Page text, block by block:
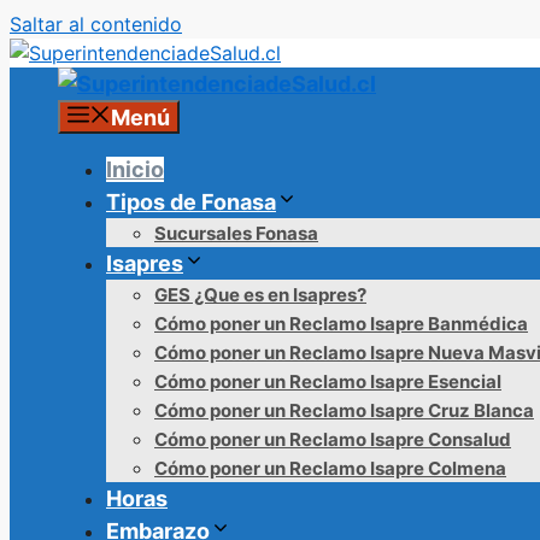
Saltar al contenido
Menú
Inicio
Tipos de Fonasa
Sucursales Fonasa
Isapres
GES ¿Que es en Isapres?
Cómo poner un Reclamo Isapre Banmédica
Cómo poner un Reclamo Isapre Nueva
Cómo poner un Reclamo Isapre Esencial
Cómo poner un Reclamo Isapre Cruz Blanca
Cómo poner un Reclamo Isapre Consalud
Cómo poner un Reclamo Isapre Colmena
Horas
Embarazo